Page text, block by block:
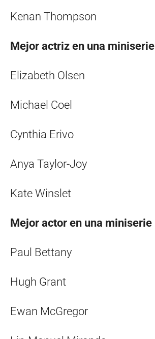
Kenan Thompson
Mejor actriz en una miniserie
Elizabeth Olsen
Michael Coel
Cynthia Erivo
Anya Taylor-Joy
Kate Winslet
Mejor actor en una miniserie
Paul Bettany
Hugh Grant
Ewan McGregor